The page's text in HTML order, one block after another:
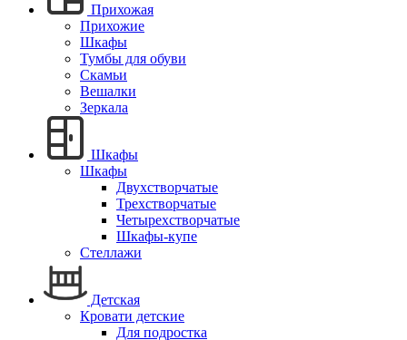
Прихожая
Прихожие
Шкафы
Тумбы для обуви
Скамьи
Вешалки
Зеркала
Шкафы
Шкафы
Двухстворчатые
Трехстворчатые
Четырехстворчатые
Шкафы-купе
Стеллажи
Детская
Кровати детские
Для подростка